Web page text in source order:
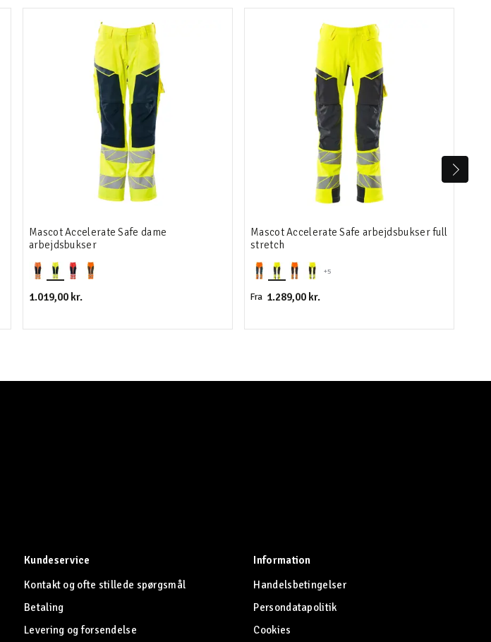
Mascot Accelerate Safe dame
arbejdsbukser
1.019,00 kr.
+5
Mascot Accelerate Safe arbejdsbukser full
stretch
Fra 1.289,00 kr.
Kundeservice
Kontakt og ofte stillede spørgsmål
Betaling
Levering og forsendelse
Information
Handelsbetingelser
Persondatapolitik
Cookies